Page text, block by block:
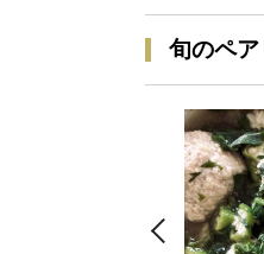
旬のペ